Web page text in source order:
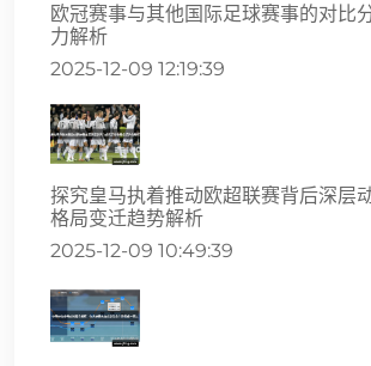
欧冠赛事与其他国际足球赛事的对比
力解析
2025-12-09 12:19:39
探究皇马执着推动欧超联赛背后深层
格局变迁趋势解析
2025-12-09 10:49:39